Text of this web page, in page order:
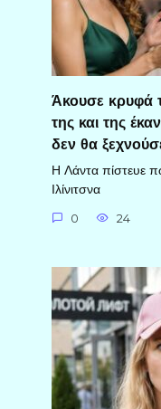
Άκουσε κρυφά
της και της
δεν θα
Η Λάντα πίστευε
Ιλίνιτσνα
0 24